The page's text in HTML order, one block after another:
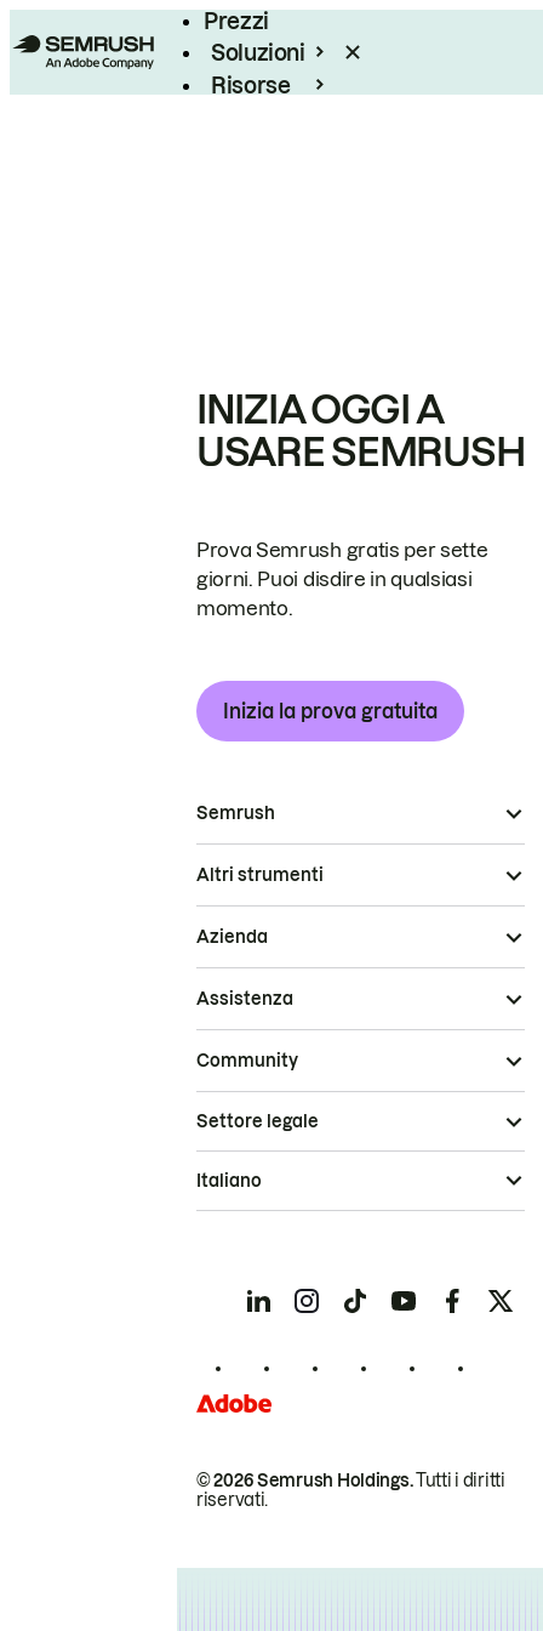
Prezzi
Soluzioni
Risorse
INIZIA OGGI A
USARE SEMRUSH
Prova Semrush gratis per sette
giorni. Puoi disdire in qualsiasi
momento.
Inizia la prova gratuita
Semrush
Altri strumenti
Azienda
Assistenza
Community
© 2026 Semrush Holdings.Tutti i diritti
riservati.
Settore legale
Italiano